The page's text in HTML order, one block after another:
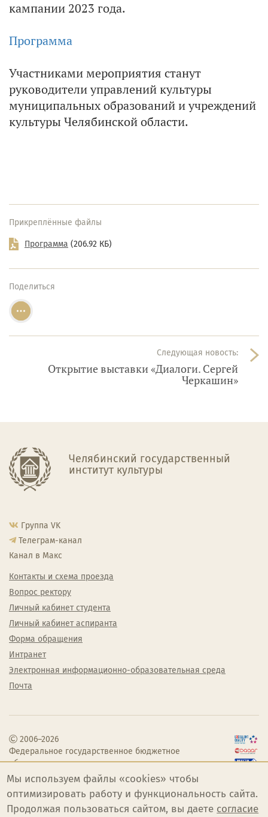
кампании 2023 года.
Программа
Участниками мероприятия станут
руководители управлений культуры
муниципальных образований и учреждений
культуры Челябинской области.
Прикреплённые файлы
Программа (206.92 КБ)
Поделиться
Следующая новость:
Открытие выставки «Диалоги. Сергей
Черкашин»
Челябинский государственный
институт культуры
Группа VK
Телеграм-канал
Канал в Макс
Контакты и схема проезда
Вопрос ректору
Личный кабинет студента
Личный кабинет аспиранта
Форма обращения
Интранет
Электронная информационно-образовательная среда
Почта
2006–2026
Федеральное государственное бюджетное
образовательное учреждение высшего
образования «Челябинский государственный
институт культуры»
Мы используем файлы «cookies» чтобы
оптимизировать работу и функциональность сайта.
Продолжая пользоваться сайтом, вы даете согласие